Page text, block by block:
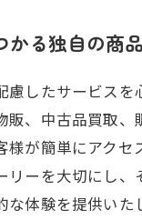
かる独自の商品
したサービスを
販、中古品買取
が簡単にアクセ
リーを大切にし
な体験を提供いた